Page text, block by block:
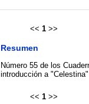
<< 1 >>
Resumen
Número 55 de los
introducción a
<< 1 >>